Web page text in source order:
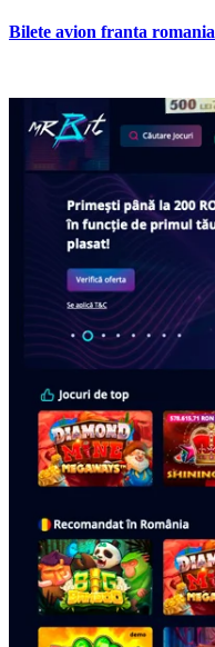
Bilete avion franta romania